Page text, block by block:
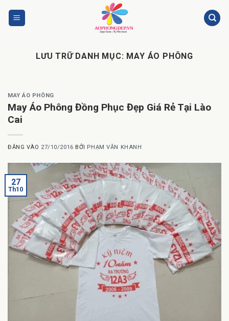
LƯU TRỮ DANH MỤC: MAY ÁO PHÔNG
MAY ÁO PHÔNG
May Áo Phông Đồng Phục Đẹp Giá Rẻ Tại Lào
Cai
ĐĂNG VÀO 27/10/2016 BỞI PHẠM VĂN KHANH
27
Th10